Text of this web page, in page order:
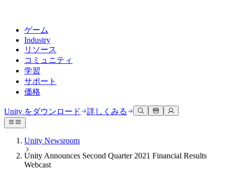
ゲーム
Industry
リソース
コミュニティ
学習
サポート
価格
Unityエンジン
任意のプラットフォーム向けに2Dおよび3Dゲームを構築
共同作業
3Dコラボレーション
リアルタイムで3Dプロジェクトを構築およびレビューする
没入型トレーニング
ドキュメント
公式ユーザーマニュアルとAPIリファレンス
開発者ツール
ディスカッション
議論、問題解決、つながる
イベント
Unity Learn
無料でUnityスキルをマスターする
プロフェッショナルトレーニング
Unityトレーナーでチームをレベルアップ
ヘルプを得る
Unityで成功するためのサポート
Success Plan
専門的なサポートで目標を早く達成する
Unity をダウンロード 詳しくみる
Unity Newsroom
Unity Announces Second Quarter 2021 Financial Results
Webcast